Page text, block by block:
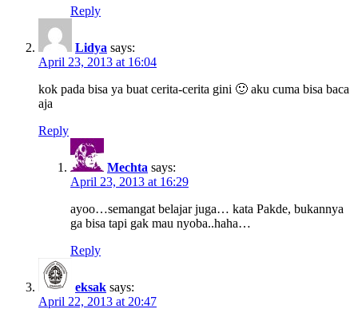
Reply
Lidya says:
April 23, 2013 at 16:04
kok pada bisa ya buat cerita-cerita gini 🙂 aku cuma bisa baca
aja
Reply
Mechta says:
April 23, 2013 at 16:29
ayoo…semangat belajar juga… kata Pakde, bukannya
ga bisa tapi gak mau nyoba..haha…
Reply
eksak says:
April 22, 2013 at 20:47